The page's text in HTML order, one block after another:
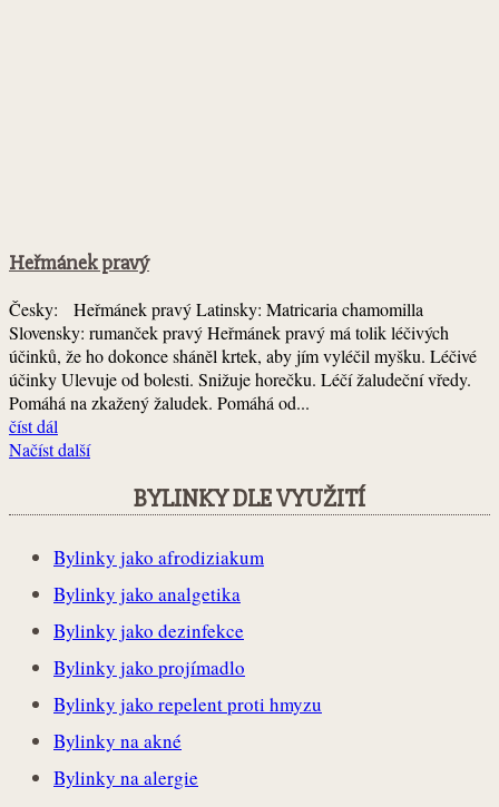
Heřmánek pravý
Česky: Heřmánek pravý Latinsky: Matricaria chamomilla
Slovensky: rumanček pravý Heřmánek pravý má tolik léčivých
účinků, že ho dokonce sháněl krtek, aby jím vyléčil myšku. Léčivé
účinky Ulevuje od bolesti. Snižuje horečku. Léčí žaludeční vředy.
Pomáhá na zkažený žaludek. Pomáhá od...
číst dál
Načíst další
BYLINKY DLE VYUŽITÍ
Bylinky jako afrodiziakum
Bylinky jako analgetika
Bylinky jako dezinfekce
Bylinky jako projímadlo
Bylinky jako repelent proti hmyzu
Bylinky na akné
Bylinky na alergie